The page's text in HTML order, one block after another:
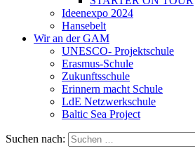
Ideenexpo 2024
Hansebelt
Wir an der GAM
UNESCO- Projektschule
Erasmus-Schule
Zukunftsschule
Erinnern macht Schule
LdE Netzwerkschule
Baltic Sea Project
Suchen nach: